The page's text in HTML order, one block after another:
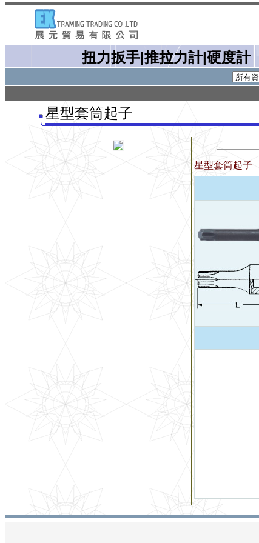
扭力扳手|推拉力計|硬度計
星型套筒起子
星型套筒起子